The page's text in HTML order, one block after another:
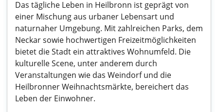
Das tägliche Leben in Heilbronn ist geprägt von
einer Mischung aus urbaner Lebensart und
naturnaher Umgebung. Mit zahlreichen Parks, dem
Neckar sowie hochwertigen Freizeitmöglichkeiten
bietet die Stadt ein attraktives Wohnumfeld. Die
kulturelle Scene, unter anderem durch
Veranstaltungen wie das Weindorf und die
Heilbronner Weihnachtsmärkte, bereichert das
Leben der Einwohner.